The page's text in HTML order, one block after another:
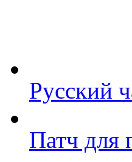
Русский
Патч для